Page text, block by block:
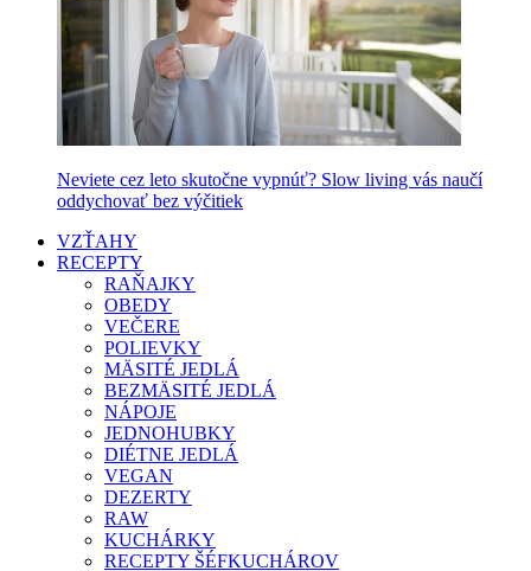
Neviete cez leto skutočne vypnúť? Slow living vás naučí
oddychovať bez výčitiek
VZŤAHY
RECEPTY
RAŇAJKY
OBEDY
VEČERE
POLIEVKY
MÄSITÉ JEDLÁ
BEZMÄSITÉ JEDLÁ
NÁPOJE
JEDNOHUBKY
DIÉTNE JEDLÁ
VEGAN
DEZERTY
RAW
KUCHÁRKY
RECEPTY ŠÉFKUCHÁROV